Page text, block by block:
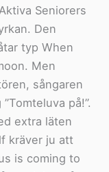
Seniorers
Den
typ When
Men
sångaren
på!”.
extra läten
kräver ju att
is coming to